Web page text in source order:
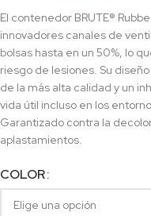
El contenedor BRUTE®
innovadores canales de
bolsas hasta en un 50%, lo
riesgo de lesiones. Su
de la más alta calidad y un
vida útil incluso en los
Garantizado contra la
aplastamientos.
COLOR